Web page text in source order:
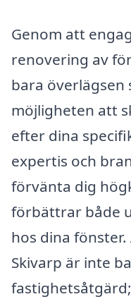
Genom att
renovering av
bara överlägsen
möjligheten att
efter dina
expertis och
förvänta dig
förbättrar både
hos dina
Skivarp är inte